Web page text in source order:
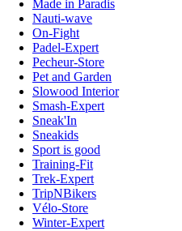
Made in Paradis
Nauti-wave
On-Fight
Padel-Expert
Pecheur-Store
Pet and Garden
Slowood Interior
Smash-Expert
Sneak'In
Sneakids
Sport is good
Training-Fit
Trek-Expert
TripNBikers
Vélo-Store
Winter-Expert